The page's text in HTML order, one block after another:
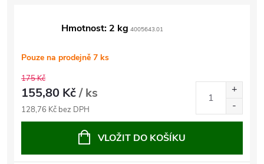
Hmotnost: 2 kg 4005643.01
Pouze na prodejně 7 ks
175 Kč
155,80 Kč/ ks
128,76 Kč bez DPH
VLOŽIT DO KOŠÍKU